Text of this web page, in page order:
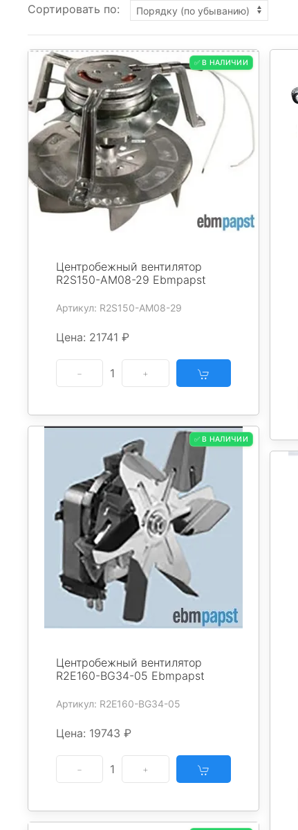
Сортировать по:
✅ В НАЛИЧИИ
Центробежный вентилятор
R2S150-AM08-29 Ebmpapst
Артикул: R2S150-AM08-29
Цена: 21741 ₽
1
✅ В НАЛИЧИИ
Центробежный вентилятор
R2E160-BG34-05 Ebmpapst
Артикул: R2E160-BG34-05
Цена: 19743 ₽
1